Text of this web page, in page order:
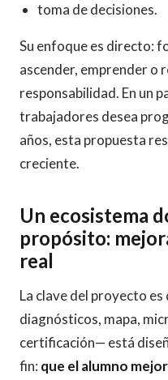
toma de decisiones.
Su enfoque es directo:
ascender, emprender o
responsabilidad. En un
trabajadores desea
años, esta propuesta
creciente.
Un ecosistema
propósito:
real
La clave del proyecto es
diagnósticos, mapa,
certificación— está
fin: que el alumno